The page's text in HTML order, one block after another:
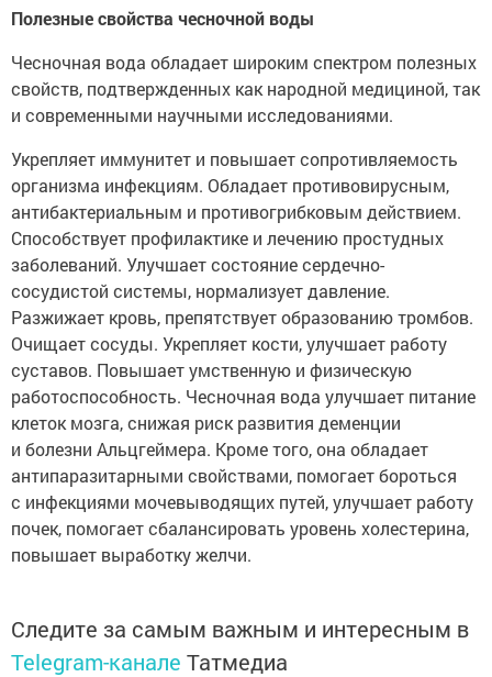
Полезные свойства чесночной воды
Чесночная вода обладает широким спектром полезных
свойств, подтвержденных как народной медициной, так
и современными научными исследованиями.
Укрепляет иммунитет и повышает сопротивляемость
организма инфекциям. Обладает противовирусным,
антибактериальным и противогрибковым действием.
Способствует профилактике и лечению простудных
заболеваний. Улучшает состояние сердечно-
сосудистой системы, нормализует давление.
Разжижает кровь, препятствует образованию тромбов.
Очищает сосуды. Укрепляет кости, улучшает работу
суставов. Повышает умственную и физическую
работоспособность. Чесночная вода улучшает питание
клеток мозга, снижая риск развития деменции
и болезни Альцгеймера. Кроме того, она обладает
антипаразитарными свойствами, помогает бороться
с инфекциями мочевыводящих путей, улучшает работу
почек, помогает сбалансировать уровень холестерина,
повышает выработку желчи.
Следите за самым важным и интересным в
Telegram-канале Татмедиа